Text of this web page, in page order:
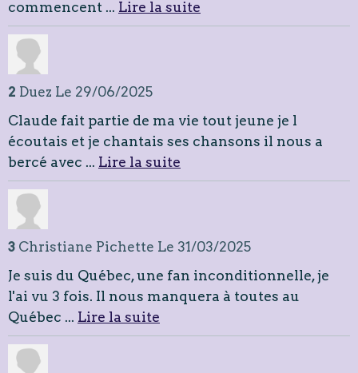
commencent ... Lire la suite
2 Duez Le 29/06/2025
Claude fait partie de ma vie tout jeune je l
écoutais et je chantais ses chansons il nous a
bercé avec ... Lire la suite
3 Christiane Pichette Le 31/03/2025
Je suis du Québec, une fan inconditionnelle, je
l'ai vu 3 fois. Il nous manquera à toutes au
Québec ... Lire la suite